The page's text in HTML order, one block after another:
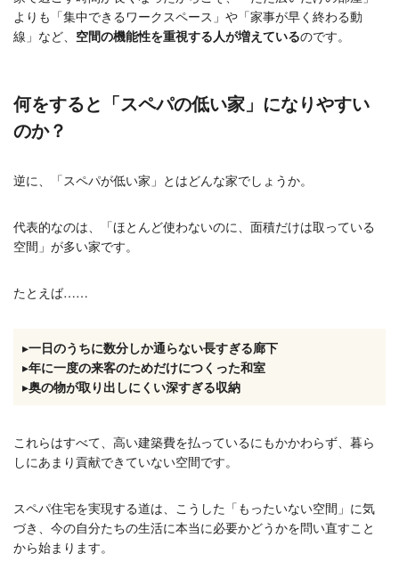
よりも「集中できるワークスペース」や「家事が早く終わる動
線」など、 空間の機能性を重視する人が増えているのです。
何をすると「スペパの低い家」になりやすい
のか？
逆に、「スペパが低い家」とはどんな家でしょうか。
代表的なのは、「ほとんど使わないのに、面積だけは取っている
空間」が多い家です。
たとえば……
▸一日のうちに数分しか通らない長すぎる廊下
▸年に一度の来客のためだけにつくった和室
▸奥の物が取り出しにくい深すぎる収納
これらはすべて、高い建築費を払っているにもかかわらず、暮ら
しにあまり貢献できていない空間です。
スペパ住宅を実現する道は、こうした「もったいない空間」に気
づき、今の自分たちの生活に本当に必要かどうかを問い直すこと
から始まります。